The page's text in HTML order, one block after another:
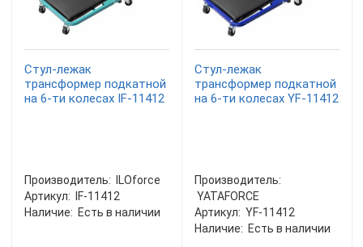
Стул-лежак
трансформер подкатной
на 6-ти колесах IF-11412
Производитель:
ILOforce
Артикул:
IF-11412
Наличие: Есть в наличии
Стул-лежак
трансформер подкатной
на 6-ти колесах YF-11412
Производитель:
YATAFORCE
Артикул: YF-11412
Наличие: Есть в наличии